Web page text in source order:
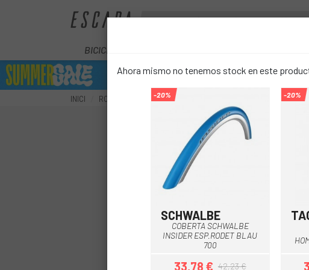
BICICLETES
INICI RODES COBERTES
Ahora mismo no tenemos stock en este
-20%
SCHWALBE
COBERTA SCHWALBE
INSIDER ESP.RODET BLAU
700
33,78 € 42,23 €
-20%